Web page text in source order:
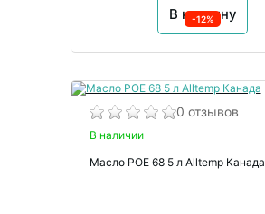
В корзину
-12%
0 отзывов
В наличии
Масло POE 68 5 л Alltemp Канада